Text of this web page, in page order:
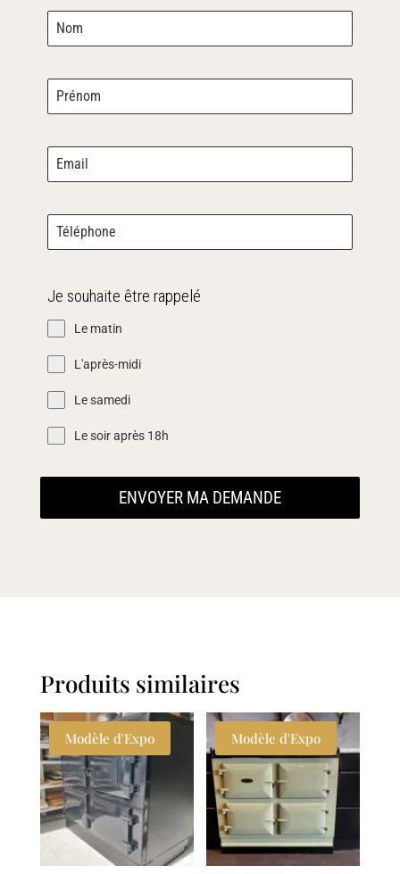
Je souhaite être rappelé
Le matin
L'après-midi
Le samedi
Le soir après 18h
ENVOYER MA DEMANDE
Produits similaires
Modèle d'Expo Modèle d'Expo